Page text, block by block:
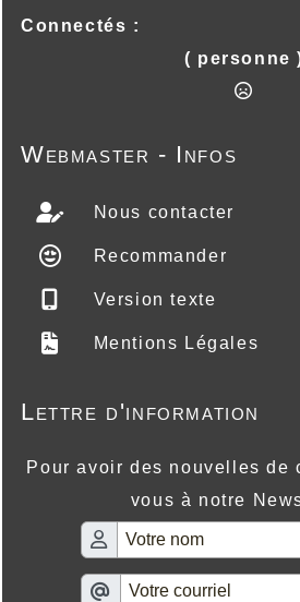
Connectés :
( personne
Webmaster - Infos
Nous contacter
Recommander
Version texte
Mentions Légales
Lettre d'information
Pour avoir des nouvelles de
vous à notre